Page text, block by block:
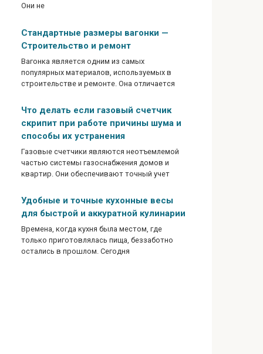
Они не
Стандартные размеры вагонки —
Строительство и ремонт
Вагонка является одним из самых
популярных материалов, используемых в
строительстве и ремонте. Она отличается
Что делать если газовый счетчик
скрипит при работе причины шума и
способы их устранения
Газовые счетчики являются неотъемлемой
частью системы газоснабжения домов и
квартир. Они обеспечивают точный учет
Удобные и точные кухонные весы
для быстрой и аккуратной кулинарии
Времена, когда кухня была местом, где
только приготовлялась пища, беззаботно
остались в прошлом. Сегодня